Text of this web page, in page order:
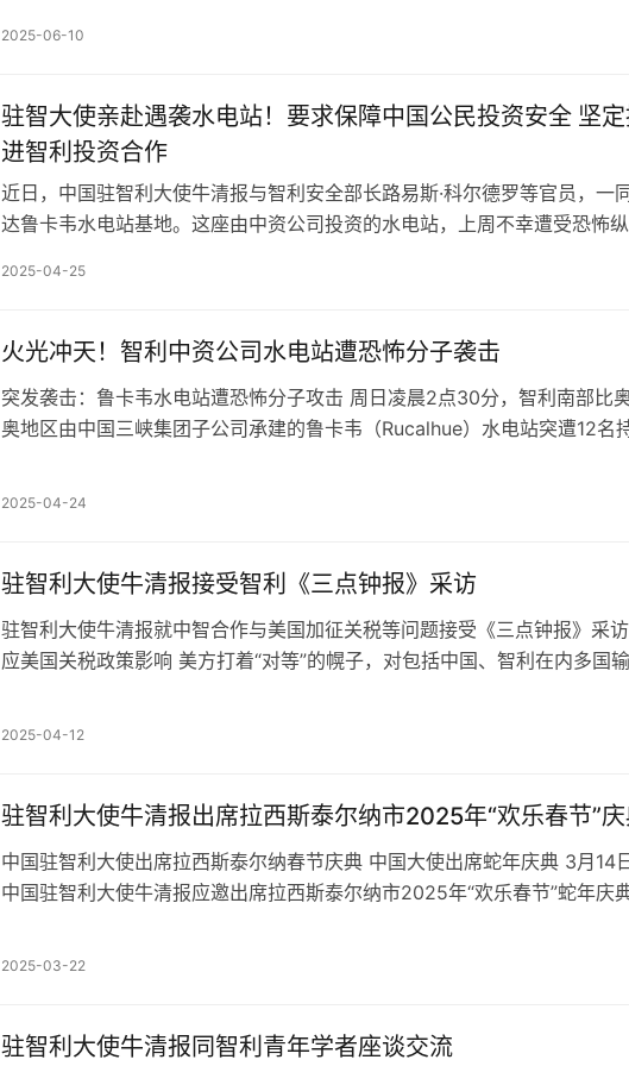
2025-06-10
驻智大使亲赴遇袭水电站！要求保障中国公民投资安全 坚
进智利投资合作
近日，中国驻智利大使牛清报与智利安全部长路易斯·科尔德罗等官员，一
达鲁卡韦水电站基地。这座由中资公司投资的水电站，上周不幸遭受恐怖纵
2025-04-25
火光冲天！智利中资公司水电站遭恐怖分子袭击
突发袭击：鲁卡韦水电站遭恐怖分子攻击 周日凌晨2点30分，智利南部比
奥地区由中国三峡集团子公司承建的鲁卡韦（Rucalhue）水电站突遭12名
2025-04-24
驻智利大使牛清报接受智利《三点钟报》采访
驻智利大使牛清报就中智合作与美国加征关税等问题接受《三点钟报》采
应美国关税政策影响 美方打着“对等”的幌子，对包括中国、智利在内多国
2025-04-12
驻智利大使牛清报出席拉西斯泰尔纳市2025年“欢乐春节”
中国驻智利大使出席拉西斯泰尔纳春节庆典 中国大使出席蛇年庆典 3月14日
中国驻智利大使牛清报应邀出席拉西斯泰尔纳市2025年“欢乐春节”蛇年庆
2025-03-22
驻智利大使牛清报同智利青年学者座谈交流